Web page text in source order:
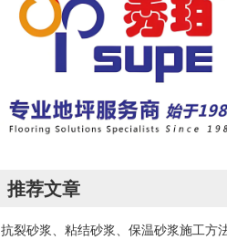
推荐文章
抗裂砂浆、粘结砂浆、保温砂浆施工方